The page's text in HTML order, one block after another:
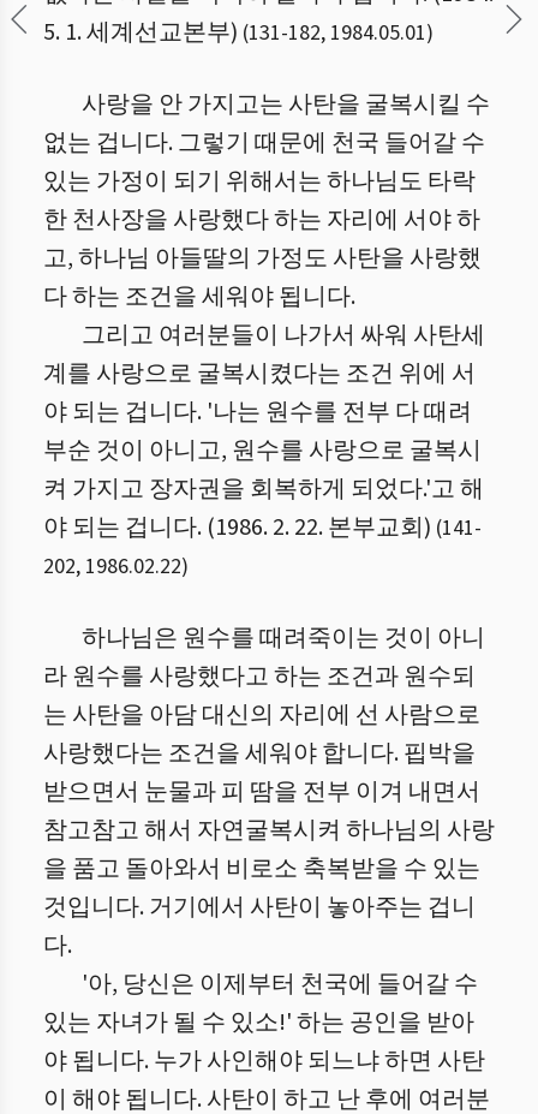
5. 1. 세계선교본부) (131-182, 1984.05.01)
사랑을 안 가지고는 사탄을 굴복시킬 수
없는 겁니다. 그렇기 때문에 천국 들어갈 수
있는 가정이 되기 위해서는 하나님도 타락
한 천사장을 사랑했다 하는 자리에 서야 하
고, 하나님 아들딸의 가정도 사탄을 사랑했
다 하는 조건을 세워야 됩니다.
그리고 여러분들이 나가서 싸워 사탄세
계를 사랑으로 굴복시켰다는 조건 위에 서
야 되는 겁니다. '나는 원수를 전부 다 때려
부순 것이 아니고, 원수를 사랑으로 굴복시
켜 가지고 장자권을 회복하게 되었다.'고 해
야 되는 겁니다. (1986. 2. 22. 본부교회) (141-
202, 1986.02.22)
하나님은 원수를 때려죽이는 것이 아니
라 원수를 사랑했다고 하는 조건과 원수되
는 사탄을 아담 대신의 자리에 선 사람으로
사랑했다는 조건을 세워야 합니다. 핍박을
받으면서 눈물과 피 땀을 전부 이겨 내면서
참고참고 해서 자연굴복시켜 하나님의 사랑
을 품고 돌아와서 비로소 축복받을 수 있는
것입니다. 거기에서 사탄이 놓아주는 겁니
다.
'아, 당신은 이제부터 천국에 들어갈 수
있는 자녀가 될 수 있소!' 하는 공인을 받아
야 됩니다. 누가 사인해야 되느냐 하면 사탄
이 해야 됩니다. 사탄이 하고 난 후에 여러분